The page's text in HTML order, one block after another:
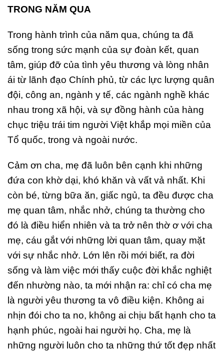
TRONG NĂM QUA
Trong hành trình của năm qua, chúng ta đã
sống trong sức mạnh của sự đoàn kết, quan
tâm, giúp đỡ của tình yêu thương và lòng nhân
ái từ lãnh đạo Chính phủ, từ các lực lượng quân
đội, công an, ngành y tế, các ngành nghề khác
nhau trong xã hội, và sự đồng hành của hàng
chục triệu trái tim người Việt khắp mọi miền của
Tổ quốc, trong và ngoài nước.
Cảm ơn cha, mẹ đã luôn bên cạnh khi những
đứa con khờ dại, khó khăn và vất vả nhất. Khi
còn bé, từng bữa ăn, giấc ngủ, ta đều được cha
mẹ quan tâm, nhắc nhở, chúng ta thường cho
đó là điều hiển nhiên và ta trở nên thờ ơ với cha
mẹ, cáu gắt với những lời quan tâm, quay mặt
với sự nhắc nhở. Lớn lên rồi mới biết, ra đời
sống và làm việc mới thấy cuộc đời khắc nghiệt
đến nhường nào, ta mới nhận ra: chỉ có cha mẹ
là người yêu thương ta vô điều kiện. Không ai
nhịn đói cho ta no, không ai chịu bất hạnh cho ta
hạnh phúc, ngoài hai người họ. Cha, mẹ là
những người luôn cho ta những thứ tốt đẹp nhất